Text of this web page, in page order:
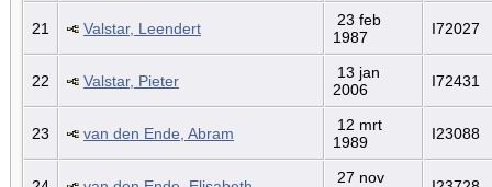
21 Valstar, Leendert
23 feb
1987
I72027
22 Valstar, Pieter
13 jan
2006
I72431
23 van den Ende, Abram
12 mrt
1989
I23088
27 nov